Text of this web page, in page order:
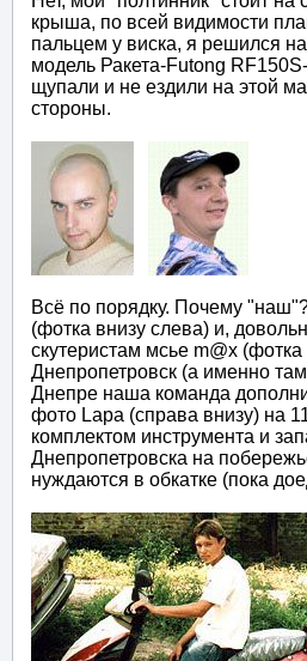
крыша, по всей видимости
пальцем у виска, я решился
модель Ракета-Futong
щупали и не ездили на этой
стороны.
Всё по порядку. Почему
(фотка внизу слева) и,
скутеристам мсье m@x
Днепропетровск (а именно
Днепре наша команда
фото Lapa (справа внизу) на
комплектом инструмента и
Днепропетровска на
нуждаются в обкатке (пока